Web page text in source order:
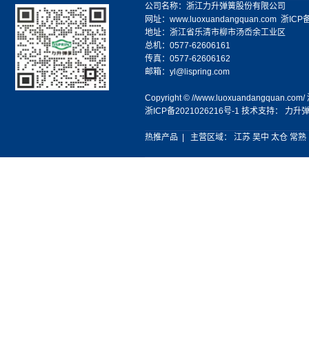
公司名称：浙江力升弹簧股份有限公司
网址： www.luoxuandangquan.com 浙ICP
地址：浙江省乐清市柳市汤岙余工业区
总机：0577-62606161
传真：0577-62606162
邮箱：yl@lispring.com
Copyright © //www.luoxuandangquan.com/
浙ICP备2021026216号-1 技术支持： 力升
热推产品 | 主营区域： 江苏 吴中 太仓 常熟